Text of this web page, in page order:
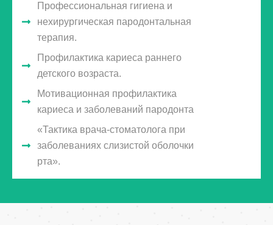
Профессиональная гигиена и
нехирургическая пародонтальная
терапия.
Профилактика кариеса раннего
детского возраста.
Мотивационная профилактика
кариеса и заболеваний пародонта
«Тактика врача-стоматолога при
заболеваниях слизистой оболочки
рта».